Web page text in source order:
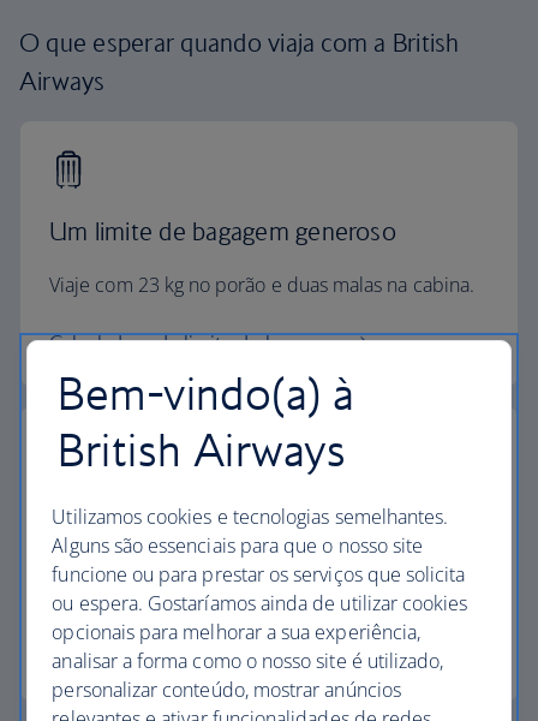
O que esperar quando viaja com a British
Airways
Um limite de bagagem generoso
Viaje com 23 kg no porão e duas malas na cabina.
Calculadora de limite de bagagem
Os mais elevados padrões
Escolha a British Airways para desfrutar de mais do
que apenas um voo.
Descubra a experiência
Bem-vindo(a) à
British Airways
Utilizamos cookies e tecnologias semelhantes.
Alguns são essenciais para que o nosso site
funcione ou para prestar os serviços que solicita
ou espera. Gostaríamos ainda de utilizar cookies
opcionais para melhorar a sua experiência,
analisar a forma como o nosso site é utilizado,
personalizar conteúdo, mostrar anúncios